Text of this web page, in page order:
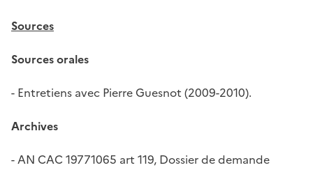
Sources
Sources orales
- Entretiens avec Pierre Guesnot (2009-2010).
Archives
- AN CAC 19771065 art 119, Dossier de demande